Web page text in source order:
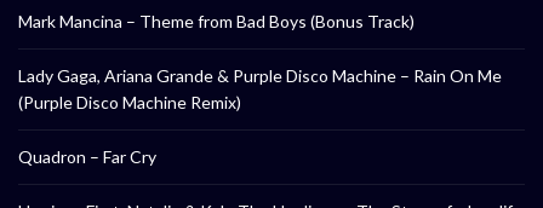
Mark Mancina – Theme from Bad Boys (Bonus Track)
Lady Gaga, Ariana Grande & Purple Disco Machine – Rain On Me
(Purple Disco Machine Remix)
Quadron – Far Cry